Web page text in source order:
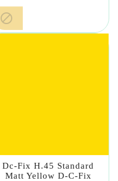

Dc-Fix H.45 Standard
Matt Yellow D-C-Fix